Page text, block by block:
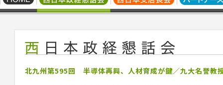
北九州第595回 半導体再興、人材育成が鍵／九大名誉教